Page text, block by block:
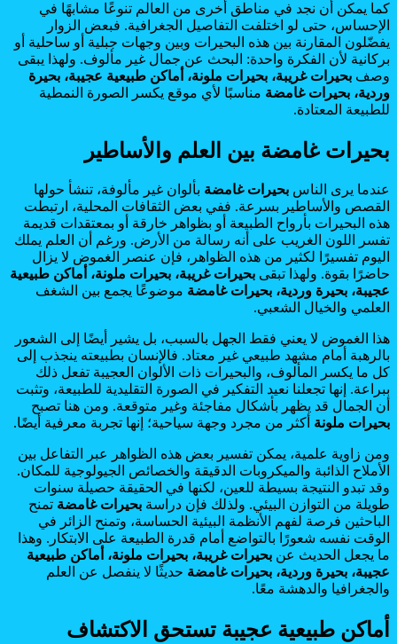
كما يمكن أن نجد في مناطق أخرى من العالم تنوعًا مشابهًا في
الإحساس، حتى لو اختلفت التفاصيل الجغرافية. فبعض الزوار
يفضّلون المقارنة بين هذه البحيرات وبين وجهات جبلية أو ساحلية أو
بركانية لأن الفكرة واحدة: البحث عن جمال غير مألوف. ولهذا يبقى
وصف بحيرات غريبة، بحيرات ملونة، أماكن طبيعية عجيبة، بحيرة
وردية، بحيرات غامضة مناسبًا لأي موقع يكسر الصورة النمطية
للطبيعة المعتادة.
بحيرات غامضة بين العلم والأساطير
عندما يرى الناس بحيرات غامضة بألوان غير مألوفة، تنشأ حولها
القصص والأساطير بسرعة. ففي بعض الثقافات المحلية، ارتبطت
هذه البحيرات بأرواح الطبيعة أو بظواهر خارقة أو بمعتقدات قديمة
تفسر اللون الغريب على أنه رسالة من الأرض. ورغم أن العلم يملك
اليوم تفسيرًا لكثير من هذه الظواهر، فإن عنصر الغموض لا يزال
حاضرًا بقوة. ولهذا تبقى بحيرات غريبة، بحيرات ملونة، أماكن طبيعية
عجيبة، بحيرة وردية، بحيرات غامضة موضوعًا يجمع بين الشغف
العلمي والخيال الشعبي.
هذا الغموض لا يعني فقط الجهل بالسبب، بل يشير أيضًا إلى الشعور
بالرهبة أمام مشهد طبيعي غير معتاد. فالإنسان بطبيعته ينجذب إلى
كل ما يكسر المألوف، والبحيرات ذات الألوان العجيبة تفعل ذلك
ببراعة. إنها تجعلنا نعيد التفكير في الصورة التقليدية للطبيعة، وتثبت
أن الجمال قد يظهر بأشكال مفاجئة وغير متوقعة. ومن هنا تصبح
بحيرات ملونة أكثر من مجرد وجهة سياحية؛ إنها تجربة معرفية أيضًا.
ومن زاوية علمية، يمكن تفسير بعض هذه الظواهر عبر التفاعل بين
الأملاح الذائبة والميكروبات الدقيقة والخصائص الجيولوجية للمكان.
وقد تبدو النتيجة بسيطة للعين، لكنها في الحقيقة حصيلة سنوات
طويلة من التوازن البيئي. ولذلك فإن دراسة بحيرات غامضة تمنح
الباحثين فرصة لفهم الأنظمة البيئية الحساسة، وتمنح الزائر في
الوقت نفسه شعورًا بالتواضع أمام قدرة الطبيعة على الابتكار. وهذا
ما يجعل الحديث عن بحيرات غريبة، بحيرات ملونة، أماكن طبيعية
عجيبة، بحيرة وردية، بحيرات غامضة حديثًا لا ينفصل عن العلم
والجغرافيا والدهشة معًا.
أماكن طبيعية عجيبة تستحق الاكتشاف